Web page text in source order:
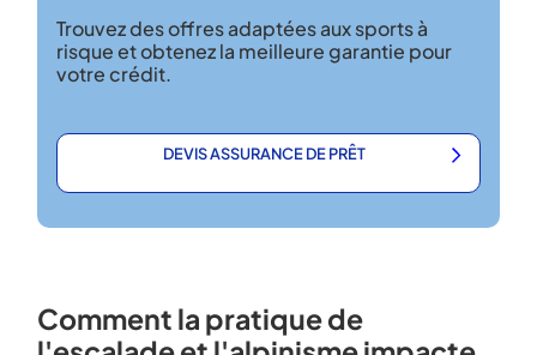
Trouvez des offres adaptées aux sports à
risque et obtenez la meilleure garantie pour
votre crédit.
DEVIS ASSURANCE DE PRÊT
Comment la pratique de